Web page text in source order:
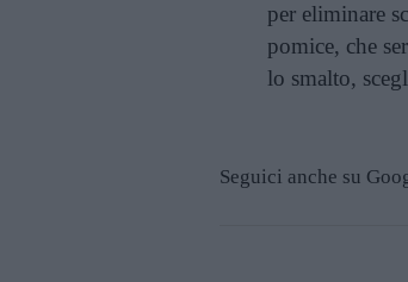
per eliminare
pomice, che
lo smalto,
Seguici anche su